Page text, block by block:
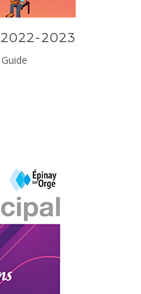
2023